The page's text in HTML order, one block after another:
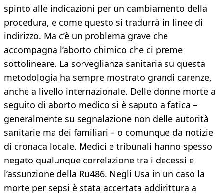
spinto alle indicazioni per un cambiamento della
procedura, e come questo si tradurrà in linee di
indirizzo. Ma c’è un problema grave che
accompagna l’aborto chimico che ci preme
sottolineare. La sorveglianza sanitaria su questa
metodologia ha sempre mostrato grandi carenze,
anche a livello internazionale. Delle donne morte a
seguito di aborto medico si è saputo a fatica –
generalmente su segnalazione non delle autorità
sanitarie ma dei familiari – o comunque da notizie
di cronaca locale. Medici e tribunali hanno spesso
negato qualunque correlazione tra i decessi e
l’assunzione della Ru486. Negli Usa in un caso la
morte per sepsi è stata accertata addirittura a